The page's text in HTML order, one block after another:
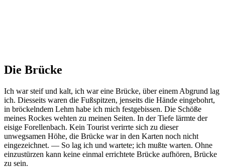
Die Brücke
Ich war steif und kalt, ich war eine Brücke, über einem Abgrund lag
ich. Diesseits waren die Fußspitzen, jenseits die Hände eingebohrt,
in bröckelndem Lehm habe ich mich festgebissen. Die Schöße
meines Rockes wehten zu meinen Seiten. In der Tiefe lärmte der
eisige Forellenbach. Kein Tourist verirrte sich zu dieser
unwegsamen Höhe, die Brücke war in den Karten noch nicht
eingezeichnet. — So lag ich und wartete; ich mußte warten. Ohne
einzustürzen kann keine einmal errichtete Brücke aufhören, Brücke
zu sein.